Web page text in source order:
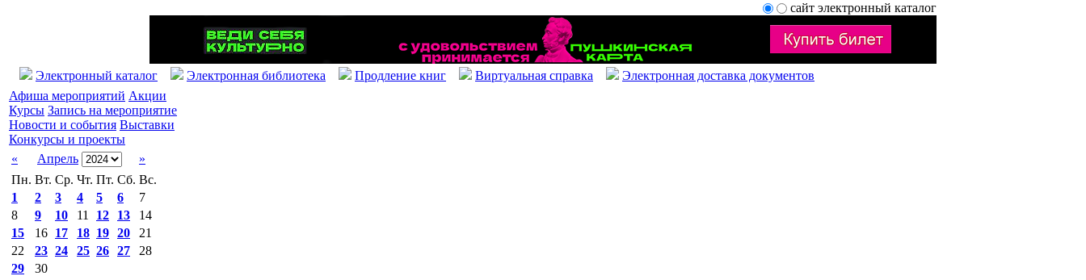
сайт электронный каталог
Электронный каталог Электронная библиотека Продление книг Виртуальная справка
Электронная доставка документов
Афиша мероприятий Акции
Курсы Запись на мероприятие
Новости и события Выставки
Конкурсы и проекты
«
Апрель
»
Пн. Вт. Ср. Чт. Пт. Сб. Вс.
1
2 3 4 5 6
7
8
9 10 11 12 13
14
15
16 17 18 19 20
21
22
23 24 25 26 27
28
29
30